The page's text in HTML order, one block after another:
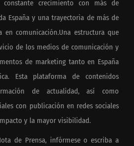
crecimiento con más de
España y una trayectoria de más de
en comunicación.Una estructura que
de los medios de comunicación y
de marketing tanto en España
Esta plataforma de contenidos
de actualidad, así como
con publicación en redes sociales
y la mayor visibilidad.
de Prensa, infórmese o escriba a